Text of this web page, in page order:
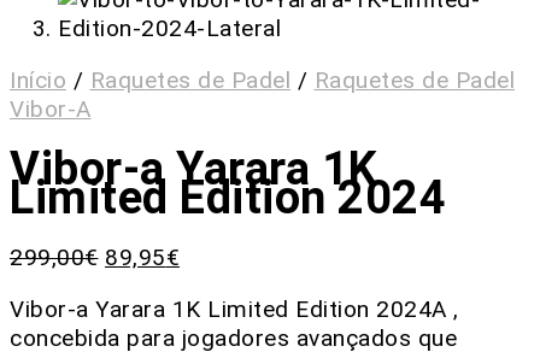
Início / Raquetes de Padel / Raquetes de Padel
Vibor-A
Vibor-a Yarara 1K
Limited Edition 2024
299,00€ 89,95€
Vibor-a Yarara 1K Limited Edition 2024A ,
concebida para jogadores avançados que